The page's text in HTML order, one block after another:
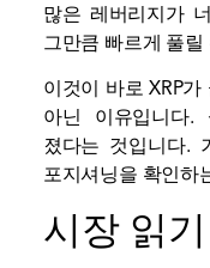
많은 레버리지가
그만큼 빠르게 풀릴
이것이 바로 XRP
아닌 이유입니다.
졌다는 것입니다.
포지셔닝을 확인하
시장 읽기